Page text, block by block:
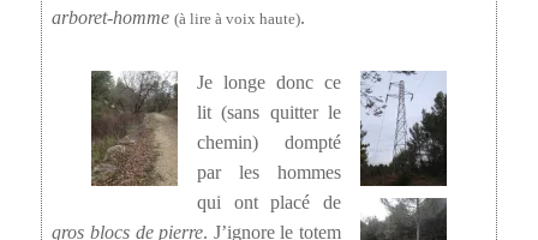
arboret-homme (à lire à voix haute).
Je longe donc ce
lit (sans quitter le
chemin) dompté
par les hommes
qui ont placé de
gros blocs de pierre. J’ignore le totem